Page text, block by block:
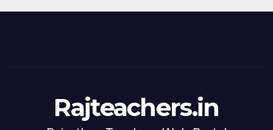
Rajteachers.in